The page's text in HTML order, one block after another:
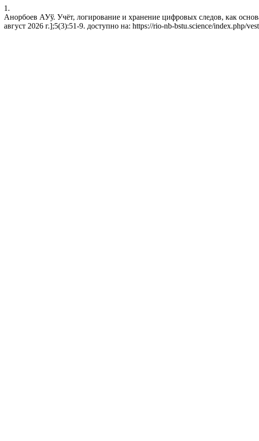
1.
Анорбоев АУў. Учёт, логирование и хранение цифровых следов, как
август 2026 г.];5(3):51-9. доступно на: https://rio-nb-bstu.science/index.php/